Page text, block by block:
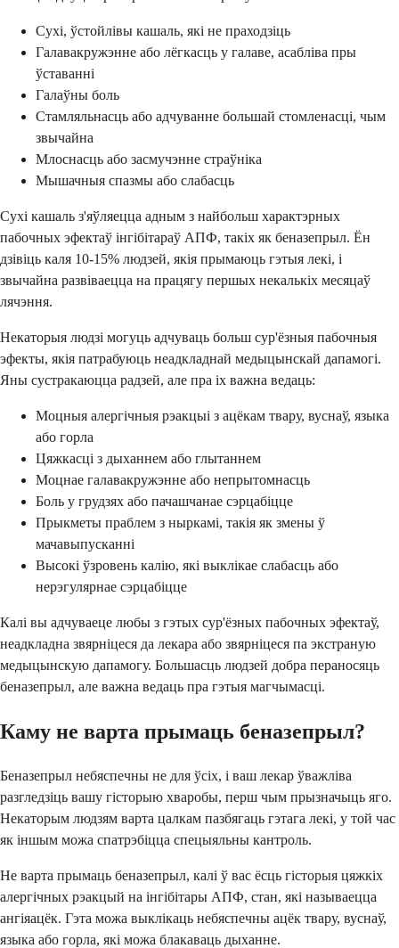
Сухі, ўстойлівы кашаль, які не праходзіць
Галавакружэнне або лёгкасць у галаве, асабліва пры
ўставанні
Галаўны боль
Стамляльнасць або адчуванне большай стомленасці, чым
звычайна
Млоснасць або засмучэнне страўніка
Мышачныя спазмы або слабасць
Сухі кашаль з'яўляецца адным з найбольш характэрных
пабочных эфектаў інгібітараў АПФ, такіх як беназепрыл. Ён
дзівіць каля 10-15% людзей, якія прымаюць гэтыя лекі, і
звычайна развіваецца на працягу першых некалькіх месяцаў
лячэння.
Некаторыя людзі могуць адчуваць больш сур'ёзныя пабочныя
эфекты, якія патрабуюць неадкладнай медыцынскай дапамогі.
Яны сустракаюцца радзей, але пра іх важна ведаць:
Моцныя алергічныя рэакцыі з ацёкам твару, вуснаў, языка
або горла
Цяжкасці з дыханнем або глытаннем
Моцнае галавакружэнне або непрытомнасць
Боль у грудзях або пачашчанае сэрцабіцце
Прыкметы праблем з ныркамі, такія як змены ў
мачавыпусканні
Высокі ўзровень калію, які выклікае слабасць або
нерэгулярнае сэрцабіцце
Калі вы адчуваеце любы з гэтых сур'ёзных пабочных эфектаў,
неадкладна звярніцеся да лекара або звярніцеся па экстраную
медыцынскую дапамогу. Большасць людзей добра пераносяць
беназепрыл, але важна ведаць пра гэтыя магчымасці.
Каму не варта прымаць беназепрыл?
Беназепрыл небяспечны не для ўсіх, і ваш лекар ўважліва
разгледзіць вашу гісторыю хваробы, перш чым прызначыць яго.
Некаторым людзям варта цалкам пазбягаць гэтага лекі, у той час
як іншым можа спатрэбіцца спецыяльны кантроль.
Не варта прымаць беназепрыл, калі ў вас ёсць гісторыя цяжкіх
алергічных рэакцый на інгібітары АПФ, стан, які называецца
ангіяацёк. Гэта можа выклікаць небяспечны ацёк твару, вуснаў,
языка або горла, які можа блакаваць дыханне.